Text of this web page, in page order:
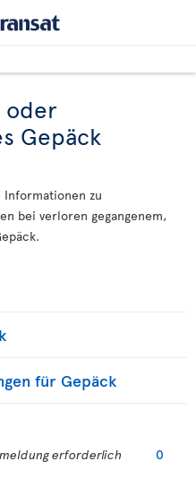
oder
Gepäck
Informationen zu
bei verloren gegangenem,
für Gepäck
erforderlich
0